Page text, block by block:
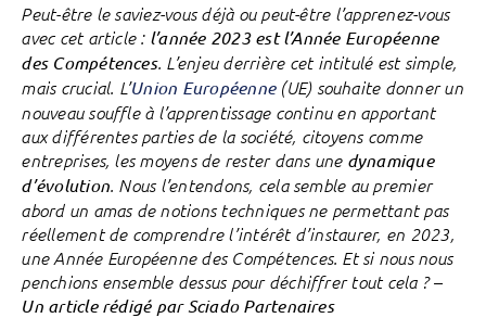
Peut-être le saviez-vous déjà ou peut-être l’apprenez-vous
avec cet article : l’année 2023 est l’Année Européenne
des Compétences. L’enjeu derrière cet intitulé est simple,
mais crucial. L’Union Européenne(UE) souhaite donner un
nouveau souffle à l’apprentissage continu en apportant
aux différentes parties de la société, citoyens comme
entreprises, les moyens de rester dans une dynamique
d’évolution . Nous l’entendons, cela semble au premier
abord un amas de notions techniques ne permettant pas
réellement de comprendre l’intérêt d’instaurer, en 2023,
une Année Européenne des Compétences. Et si nous nous
penchions ensemble dessus pour déchiffrer tout cela ? –
Un article rédigé par Sciado Partenaires